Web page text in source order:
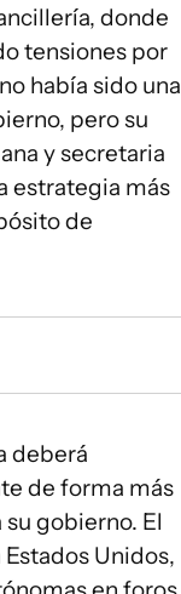
donde
tensiones por
había sido una
pero su
y secretaria
estrategia más
de
deberá
de forma más
gobierno. El
Unidos,